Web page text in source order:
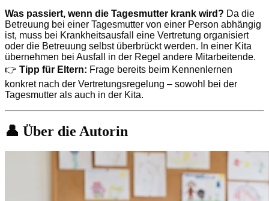
Was passiert, wenn die Tagesmutter krank wird? Da die
Betreuung bei einer Tagesmutter von einer Person abhängig
ist, muss bei Krankheitsausfall eine Vertretung organisiert
oder die Betreuung selbst überbrückt werden. In einer Kita
übernehmen bei Ausfall in der Regel andere Mitarbeitende.
👉 Tipp für Eltern: Frage bereits beim Kennenlernen
konkret nach der Vertretungsregelung – sowohl bei der
Tagesmutter als auch in der Kita.
👤 Über die Autorin